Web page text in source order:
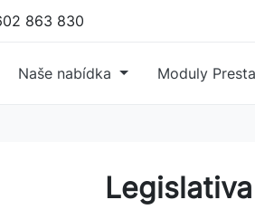
863 830
Naše nabídka Moduly
Legislativa